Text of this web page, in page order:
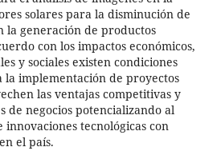
solares para la disminución de
la generación de productos
con los impactos económicos,
y sociales existen condiciones
la implementación de proyectos
las ventajas competitivas y
de negocios potencializando al
tecnológicas con
el país.